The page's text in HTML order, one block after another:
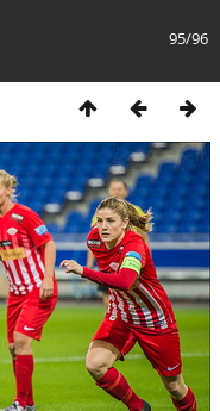
95/96